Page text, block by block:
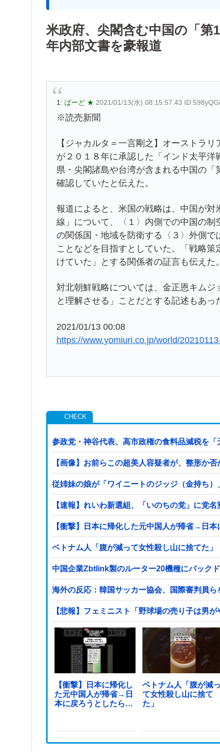
米政府、尖閣含む中国の「
年内部文書を豪報道
1: ばーど ★ 2021/01/13(水) 08:15:57.43
※読売新聞
【ジャカルタ＝一言剛之】オーストラ
が２０１８年に承認した「インド太平
県・尖閣諸島や台湾が含まれる中国の
確認していたと伝えた。
報道によると、米国の戦略は、中国が
線」について、〈１〉内側での中国の
の関係国・地域を防衛する〈３〉外側
ことなどを目指すとしていた。「戦略
けていた」とする関係者の証言も伝えた
対北朝鮮戦略については、金正恩キム
と理解させる」ことだとする記述もあっ
2021/01/13 00:08
https://www.yomiuri.co.jp/world/
参政党・神谷代表、高市政権の食料品減税を
【画像】お前らこの超美人容疑者が、整形か
従姉妹の娘が「ワイニートのジッジ（金持ち
【速報】れいわ新選組、「いのちの党」に党名
【衝撃】日本に帰化した元中国人が帰省→日
ベトナム人「腹が減って女性殺し山に捨てた」
中国企業Zbtlink製のルーター20機種にバック
海外の反応：韓国サッカー協会、国際審判員ら
【悲報】フェミニスト「野球場の売り子は男
【衝撃】日本に帰化し
た元中国人が帰省→日
本に戻ろうとしたら…
ベトナム人「腹が減
て女性殺し山に捨て
た」